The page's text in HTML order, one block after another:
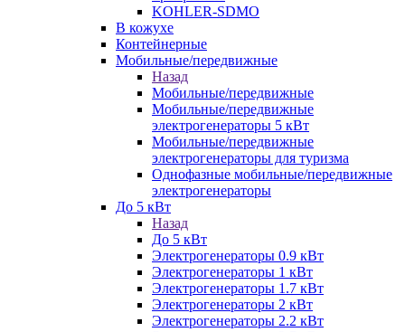
KOHLER-SDMO
В кожухе
Контейнерные
Мобильные/передвижные
Назад
Мобильные/передвижные
Мобильные/передвижные
электрогенераторы 5 кВт
Мобильные/передвижные
электрогенераторы для туризма
Однофазные мобильные/передвижные
электрогенераторы
До 5 кВт
Назад
До 5 кВт
Электрогенераторы 0.9 кВт
Электрогенераторы 1 кВт
Электрогенераторы 1.7 кВт
Электрогенераторы 2 кВт
Электрогенераторы 2.2 кВт